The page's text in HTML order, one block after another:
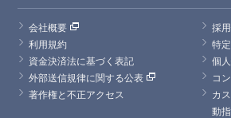
会社概要
採
利用規約
特
資金決済法に基づく表記
個
外部送信規律に関する公表
コ
著作権と不正アクセス
カ
動